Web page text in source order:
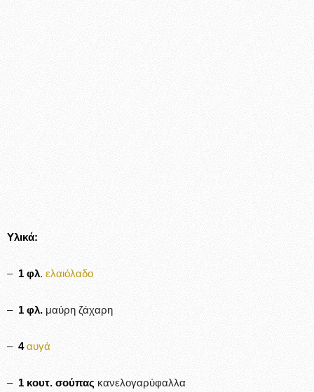
Υλικά:
– 1 φλ. ελαιόλαδο
– 1 φλ. μαύρη ζάχαρη
– 4 αυγά
– 1 κουτ. σούπας κανελογαρύφαλλα